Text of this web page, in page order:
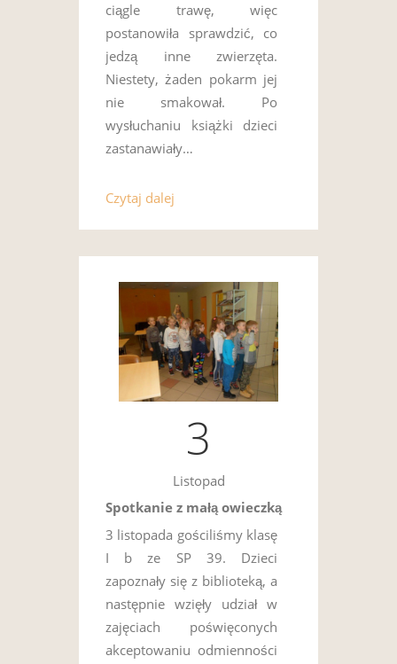
ciągle trawę, więc
postanowiła sprawdzić, co
jedzą inne zwierzęta.
Niestety, żaden pokarm jej
nie smakował. Po
wysłuchaniu książki dzieci
zastanawiały…
Czytaj dalej
3
Listopad
Spotkanie z małą owieczką
3 listopada gościliśmy klasę
I b ze SP 39. Dzieci
zapoznały się z biblioteką, a
następnie wzięły udział w
zajęciach poświęconych
akceptowaniu odmienności